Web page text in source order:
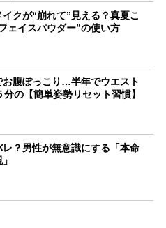
クが“崩れて”見える？真夏こ
ェイスパウダー”の使い方
お腹ぽっこり…半年でウエスト
の【簡単姿勢リセット習慣】
レ？男性が無意識にする「本命